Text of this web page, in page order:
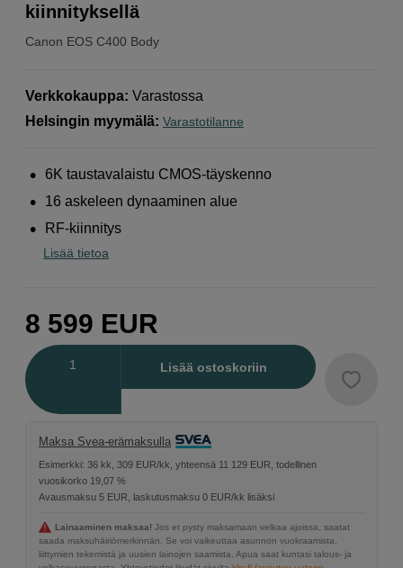
Canon EOS C400 Body
kiinnityksellä
Verkkokauppa: Varastossa
Helsingin myymälä: Varastotilanne
6K taustavalaistu CMOS-täyskenno
16 askeleen dynaaminen alue
RF-kiinnitys
Lisää tietoa
8 599 EUR
Lisää ostoskoriin
Maksa Svea-erämaksulla
Esimerkki: 36 kk, 309 EUR/kk, yhteensä 11 129 EUR, todellinen
vuosikorko 19,07 %
Avausmaksu 5 EUR, laskutusmaksu 0 EUR/kk lisäksi
Lainaaminen maksaa! Jos et pysty maksamaan velkaa ajoissa, saatat
saada maksuhäiriömerkinnän. Se voi vaikeuttaa asunnon vuokraamista,
liittymien tekemistä ja uusien lainojen saamista. Apua saat kuntasi talous- ja